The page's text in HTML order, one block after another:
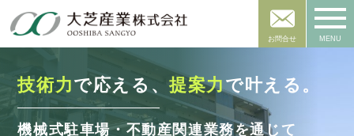
お問合せ MENU
技術力で応える、提案力で叶える。
機械式駐車場・不動産関連業務を通じて